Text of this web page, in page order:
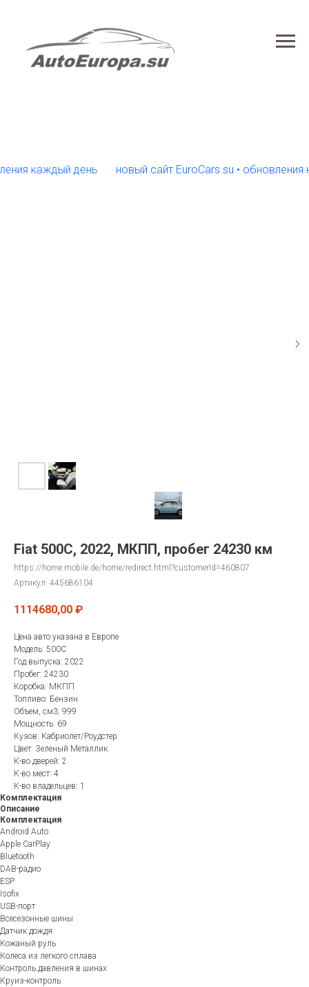
каждый день новый сайт EuroCars.su • обновления
Fiat 500C, 2022, МКПП, пробег 24230 км
https://home.mobile.de/home/redirect.html?customerId=460807
Артикул: 445686104
1114680,00 ₽
Цена авто указана в Европе
Модель: 500C
Год выпуска: 2022
Пробег: 24230
Коробка: МКПП
Топливо: Бензин
Объем, см3: 999
Мощность: 69
Кузов: Кабриолет/Роудстер
Цвет: Зеленый Металлик
К-во дверей: 2
К-во мест: 4
К-во владельцев: 1
Комплектация
Описание
Комплектация
Android Auto
Apple CarPlay
Bluetooth
DAB-радио
ESP
Isofix
USB-порт
Всесезонные шины
Датчик дождя
Кожаный руль
Колеса из легкого сплава
Контроль давления в шинах
Круиз-контроль